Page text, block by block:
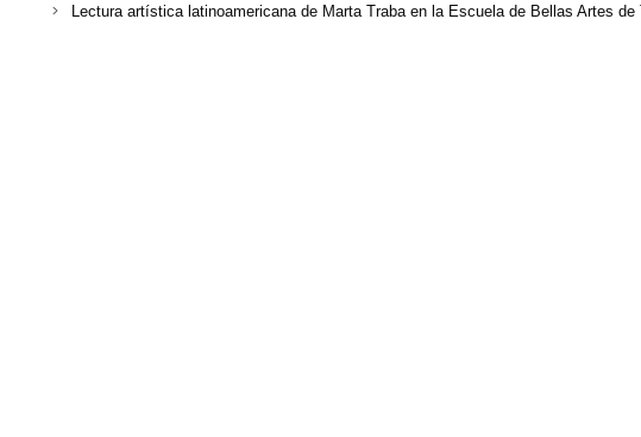
Lectura artística latinoamericana de Marta Traba en la Escuela de Bellas Artes de